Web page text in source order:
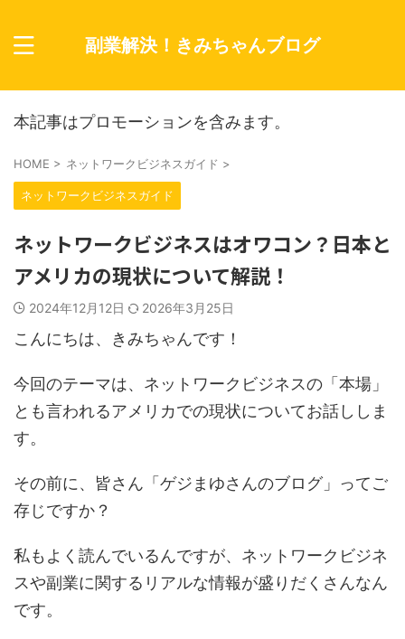
副業解決！きみちゃんブログ
本記事はプロモーションを含みます。
HOME > ネットワークビジネスガイド >
ネットワークビジネスガイド
ネットワークビジネスはオワコン？日本と
アメリカの現状について解説！
2024年12月12日 2026年3月25日
こんにちは、きみちゃんです！
今回のテーマは、ネットワークビジネスの「本場」
とも言われるアメリカでの現状についてお話ししま
す。
その前に、皆さん「ゲジまゆさんのブログ」ってご
存じですか？
私もよく読んでいるんですが、ネットワークビジネ
スや副業に関するリアルな情報が盛りだくさんなん
です。